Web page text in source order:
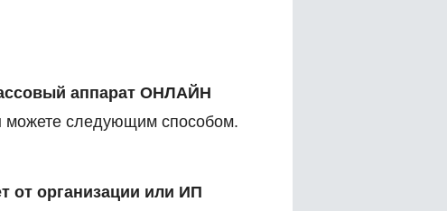
аппарат ОНЛАЙН
можете следующим способом.
от организации или ИП